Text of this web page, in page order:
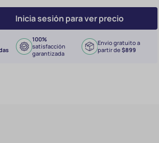
Inicia sesión para ver precio
100%
satisfacción
garantizada
Envío gratuito a
partir de $899